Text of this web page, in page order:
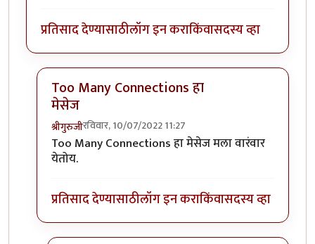
प्रतिसाद देण्यासाठीलॉग इन कराकिंवासदस्य व्हा
Too Many Connections हा
मेसेज
श्रीगुरुजीरविवार, 10/07/2022 11:27
In reply toहंbyवामन देशमुख
Too Many Connections हा मेसेज मला वारंवार
येतोय.
प्रतिसाद देण्यासाठीलॉग इन कराकिंवासदस्य व्हा